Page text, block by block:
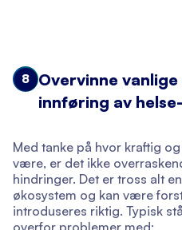
8
Overvinne
innføring av
Med tanke på hvor kraftig
være, er det ikke
hindringer. Det er tross alt
økosystem og kan være
introduseres riktig. Typisk